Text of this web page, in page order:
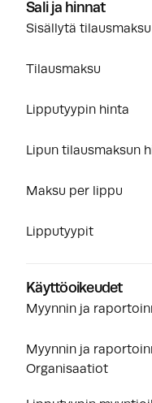
Sali ja hinnat
Sisällytä tilausmaksu
Tilausmaksu
Lipputyypin hinta
Lipun tilausmaksun
Maksu per lippu
Lipputyypit
Käyttöoikeudet
Myynnin ja
Myynnin ja
Organisaatiot